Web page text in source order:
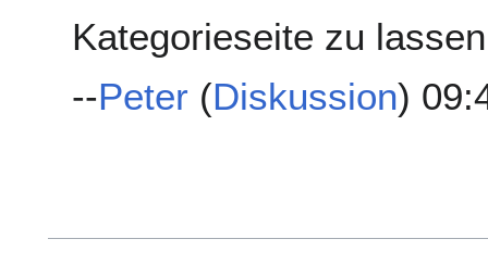
Kategorieseite zu
--Peter (Diskussion)